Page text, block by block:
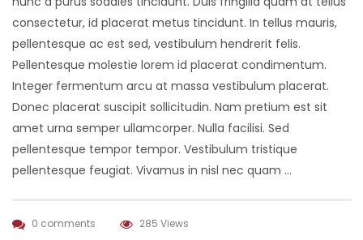
consectetur, id placerat metus tincidunt. In tellus mauris,
pellentesque ac est sed, vestibulum hendrerit felis.
Pellentesque molestie lorem id placerat condimentum.
Integer fermentum arcu at massa vestibulum placerat.
Donec placerat suscipit sollicitudin. Nam pretium est sit
amet urna semper ullamcorper. Nulla facilisi. Sed
pellentesque tempor tempor. Vestibulum tristique
pellentesque feugiat. Vivamus in nisl nec quam …
0 comments 285 Views